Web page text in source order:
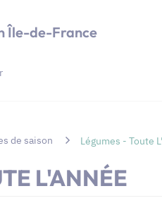
Île-de-France
de saison Légumes - Toute
L'ANNÉE